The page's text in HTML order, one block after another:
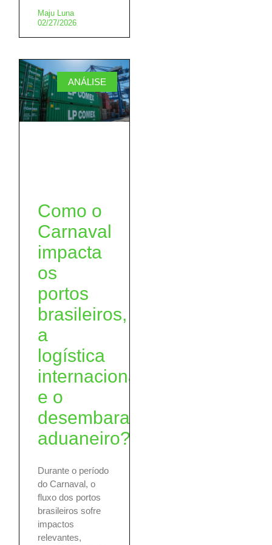
Maju Luna
02/27/2026
ANÁLISE
Como o
Carnaval
impacta
os
portos
brasileiros,
a
logística
internacional
e o
desembaraço
aduaneiro?
Durante o período
do Carnaval, o
fluxo dos portos
brasileiros sofre
impactos
relevantes,